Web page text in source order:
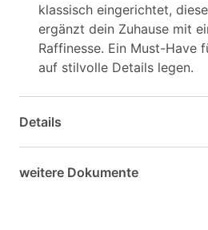
klassisch eingerichtet,
ergänzt dein Zuhause mit
Raffinesse. Ein Must-Have
auf stilvolle Details legen.
Details
weitere Dokumente